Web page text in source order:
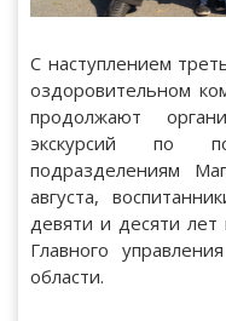
С наступлением
оздоровительном
продолжают
экскурсий по
подразделениям
августа,
девяти и десяти
Главного
области.